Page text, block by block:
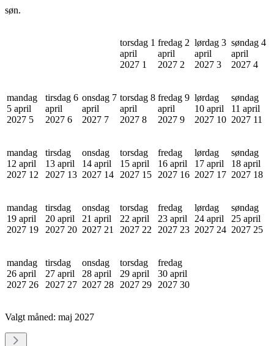
søn.
torsdag 1
april
2027 1
fredag 2
april
2027 2
lørdag 3
april
2027 3
søndag 4
april
2027 4
mandag
5 april
2027 5
tirsdag 6
april
2027 6
onsdag 7
april
2027 7
torsdag 8
april
2027 8
fredag 9
april
2027 9
lørdag
10 april
2027 10
søndag
11 april
2027 11
mandag
12 april
2027 12
tirsdag
13 april
2027 13
onsdag
14 april
2027 14
torsdag
15 april
2027 15
fredag
16 april
2027 16
lørdag
17 april
2027 17
søndag
18 april
2027 18
mandag
19 april
2027 19
tirsdag
20 april
2027 20
onsdag
21 april
2027 21
torsdag
22 april
2027 22
fredag
23 april
2027 23
lørdag
24 april
2027 24
søndag
25 april
2027 25
mandag
26 april
2027 26
tirsdag
27 april
2027 27
onsdag
28 april
2027 28
torsdag
29 april
2027 29
fredag
30 april
2027 30
Valgt måned: maj 2027